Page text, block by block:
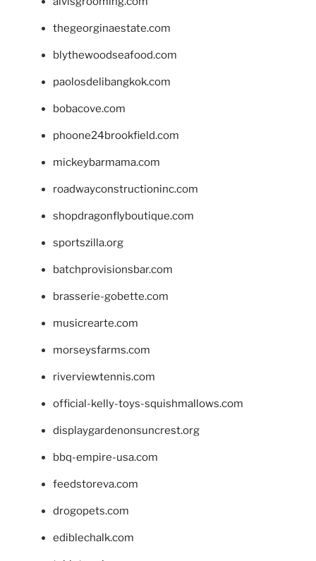
thegeorginaestate.com
blythewoodseafood.com
paolosdelibangkok.com
bobacove.com
phoone24brookfield.com
mickeybarmama.com
roadwayconstructioninc.com
shopdragonflyboutique.com
sportszilla.org
batchprovisionsbar.com
brasserie-gobette.com
musicrearte.com
morseysfarms.com
riverviewtennis.com
official-kelly-toys-squishmallows.com
displaygardenonsuncrest.org
bbq-empire-usa.com
feedstoreva.com
drogopets.com
ediblechalk.com